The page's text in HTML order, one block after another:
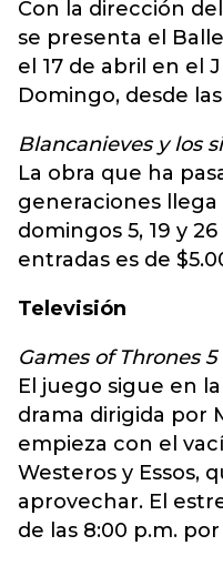
Con la dirección
se presenta el
el 17 de abril en el
Domingo, desde
Blancanieves y los
La obra que ha
generaciones llega
domingos 5, 19 y
entradas es de
Televisión
Games of Thrones 5
El juego sigue en
drama dirigida por
empieza con el
Westeros y Essos,
aprovechar. El
de las 8:00 p.m. por